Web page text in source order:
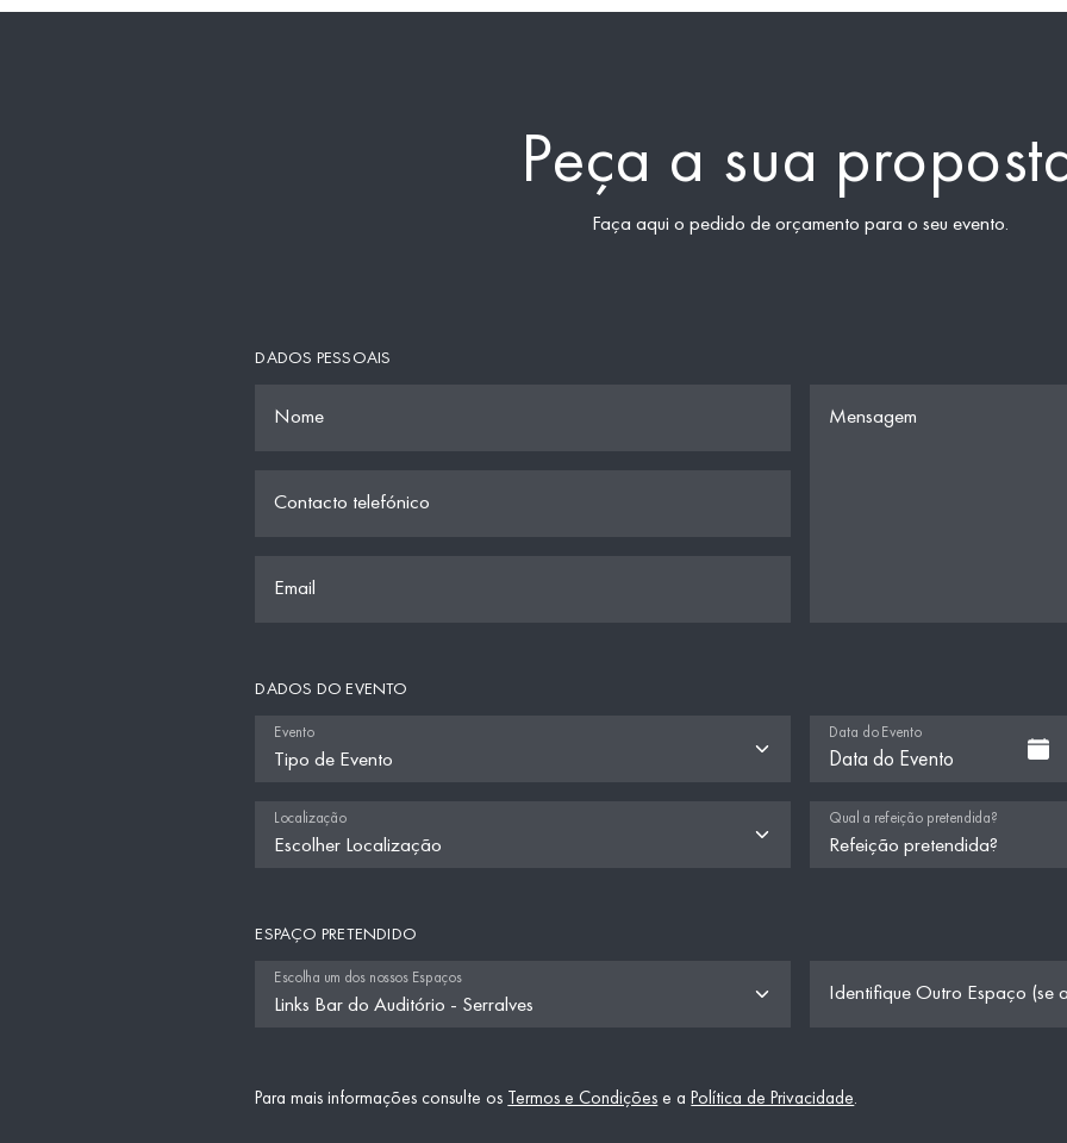
Peça a sua
Faça aqui o pedido de orçamento para o seu evento.
DADOS PESSOAIS
Nome
Contacto telefónico
Email
Mensagem
DADOS DO EVENTO
Evento Data do Evento
Localização Qual a refeição pretendida?
ESPAÇO PRETENDIDO
Escolha um dos nossos Espaços
Identifique Outro Espaço (se
Para mais informações consulte os Termos e Condições e aPolítica de Privacidade.